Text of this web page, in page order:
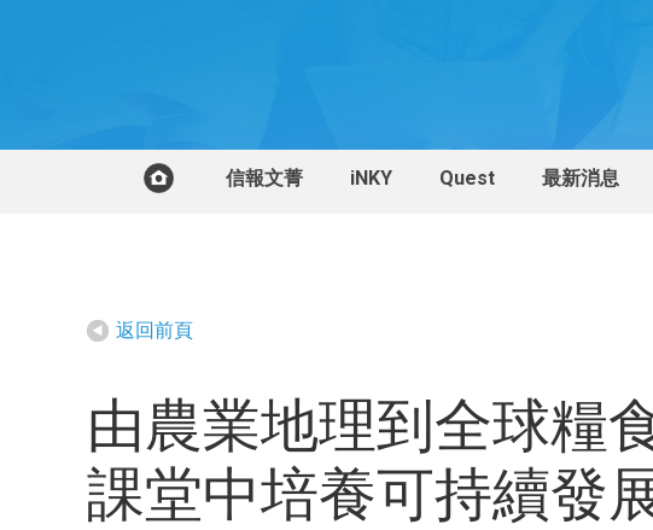
信報文菁 iNKY Quest 最新消息
返回前頁
由農業地理到全球糧
課堂中培養可持續發